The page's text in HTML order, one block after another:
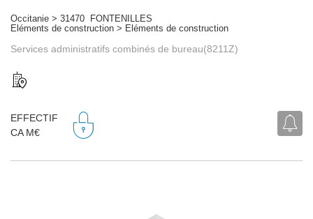
Occitanie > 31470 FONTENILLES
Eléments de construction > Eléments de construction
Services administratifs combinés de bureau(8211Z)
EFFECTIF
CA M€